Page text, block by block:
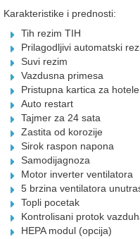
Karakteristike i prednosti:
Tih rezim TIH
Prilagodljivi automatski
Suvi rezim
Vazdusna primesa
Pristupna kartica za hotele
Auto restart
Tajmer za 24 sata
Zastita od korozije
Sirok raspon napona
Samodijagnoza
Motor inverter ventilatora
5 brzina ventilatora
Topli pocetak
Kontrolisani protok
HEPA modul (opcija)